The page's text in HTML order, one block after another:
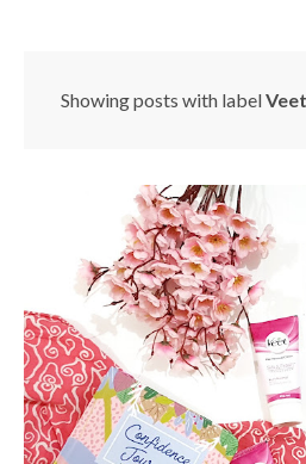
Showing posts with labelVeet